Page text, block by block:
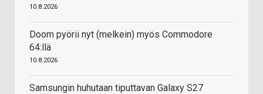
10.8.2026
Doom pyörii nyt (melkein) myös Commodore
64:llä
10.8.2026
Samsungin huhutaan tiputtavan Galaxy S27